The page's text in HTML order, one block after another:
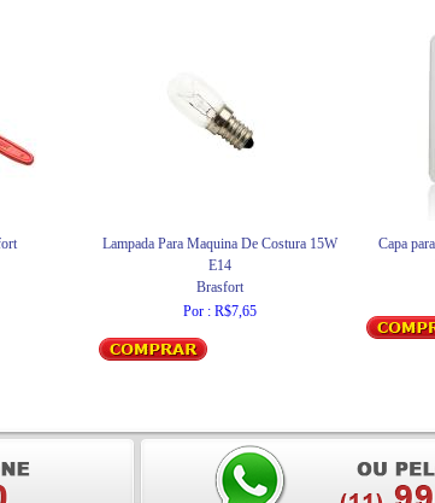
Lampada Para Maquina De Costura 15W
E14
Brasfort
Por : R$7,65
Capa